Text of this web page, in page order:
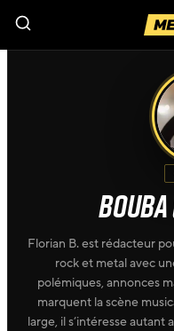
Florian B. est rédacteur
rock et metal avec
polémiques, annonces
marquent la scène
large, il s’intéresse autant